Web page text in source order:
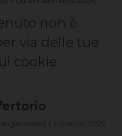
non è
via delle tue
cookie
Voglio vedere il tuo volto, 2005)